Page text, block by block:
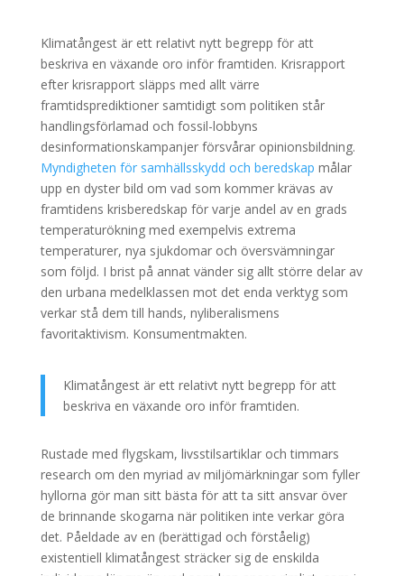
Klimatångest är ett relativt nytt begrepp för att
beskriva en växande oro inför framtiden. Krisrapport
efter krisrapport släpps med allt värre
framtidsprediktioner samtidigt som politiken står
handlingsförlamad och fossil-lobbyns
desinformationskampanjer försvårar opinionsbildning.
Myndigheten för samhällsskydd och beredskap målar
upp en dyster bild om vad som kommer krävas av
framtidens krisberedskap för varje andel av en grads
temperaturökning med exempelvis extrema
temperaturer, nya sjukdomar och översvämningar
som följd. I brist på annat vänder sig allt större delar av
den urbana medelklassen mot det enda verktyg som
verkar stå dem till hands, nyliberalismens
favoritaktivism. Konsumentmakten.
Klimatångest är ett relativt nytt begrepp för att
beskriva en växande oro inför framtiden.
Rustade med flygskam, livsstilsartiklar och timmars
research om den myriad av miljömärkningar som fyller
hyllorna gör man sitt bästa för att ta sitt ansvar över
de brinnande skogarna när politiken inte verkar göra
det. Påeldade av en (berättigad och förståelig)
existentiell klimatångest sträcker sig de enskilda